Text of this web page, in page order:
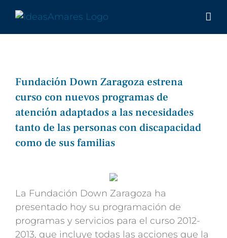
contenido
Fundación Down Zaragoza estrena
curso con nuevos programas de
atención adaptados a las necesidades
tanto de las personas con discapacidad
como de sus familias
más
grande
La Fundación Down Zaragoza ha
presentado hoy su programación de
programas y servicios para el curso 2012-
2013, que incluye todas las acciones que la